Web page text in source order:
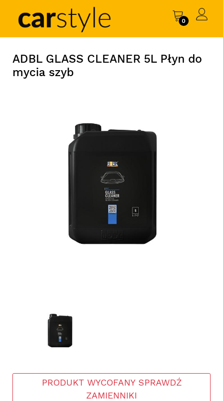
0
ADBL GLASS CLEANER 5L Płyn do
mycia szyb
PRODUKT WYCOFANY SPRAWDŹ
ZAMIENNIKI